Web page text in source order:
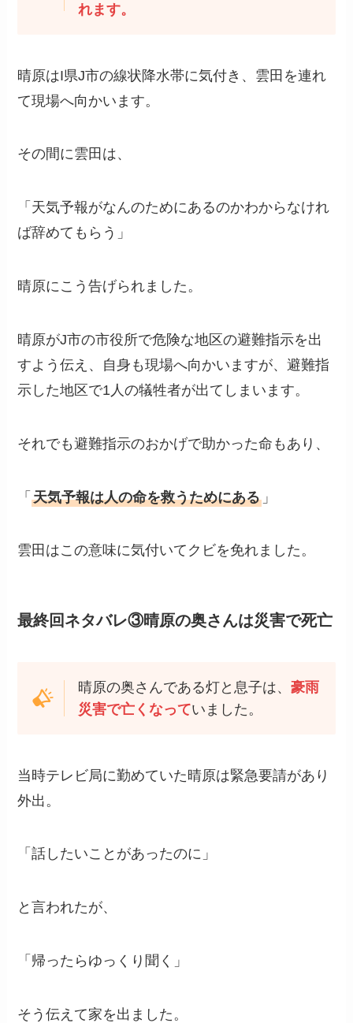
れます。
晴原はI県J市の線状降水帯に気付き、雲田を連れ
て現場へ向かいます。
その間に雲田は、
「天気予報がなんのためにあるのかわからなけれ
ば辞めてもらう」
晴原にこう告げられました。
晴原がJ市の市役所で危険な地区の避難指示を出
すよう伝え、自身も現場へ向かいますが、避難指
示した地区で1人の犠牲者が出てしまいます。
それでも避難指示のおかげで助かった命もあり、
「天気予報は人の命を救うためにある 」
雲田はこの意味に気付いてクビを免れました。
最終回ネタバレ③晴原の奥さんは災害で死亡
晴原の奥さんである灯と息子は、 豪雨
災害で亡くなっていました。
当時テレビ局に勤めていた晴原は緊急要請があり
外出。
「話したいことがあったのに」
と言われたが、
「帰ったらゆっくり聞く」
そう伝えて家を出ました。